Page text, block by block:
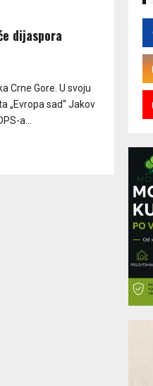
dijaspora
Crne Gore. U svoju
„Evropa sad“ Jakov
a...